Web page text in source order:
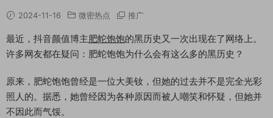
2024-11-16 微密热点 推广
最近，抖音颜值博主肥蛇饱饱的黑历史又一次出现在了网络上。
许多网友都在疑问：肥蛇饱饱为什么会有这么多的黑历史？
原来，肥蛇饱饱曾经是一位大美钕，但她的过去并不是完全光彩
照人的。据悉，她曾经因为各种原因而被人嘲笑和怀疑，但她并
不因此而气馁。